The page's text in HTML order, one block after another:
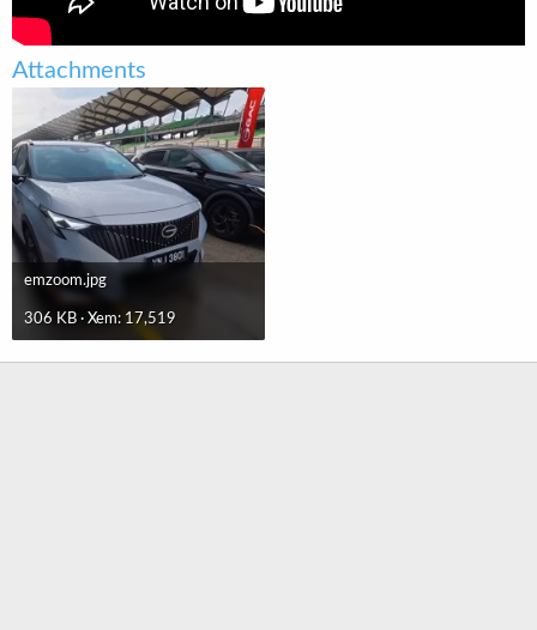
Attachments
emzoom.jpg
306 KB · Xem: 17,519